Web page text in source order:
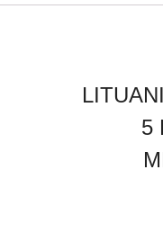
5